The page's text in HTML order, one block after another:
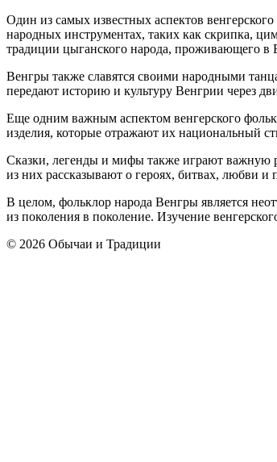
Один из самых известных аспектов
народных инструментах, таких как скрипка,
традиции цыганского народа, проживающего в
Венгры также славятся своими народными
передают историю и культуру Венгрии через
Еще одним важным аспектом венгерского
изделия, которые отражают их национальный
Сказки, легенды и мифы также играют важную
из них рассказывают о героях, битвах, любви и
В целом, фольклор народа Венгры является
из поколения в поколение. Изучение
© 2026 Обычаи и Традиции